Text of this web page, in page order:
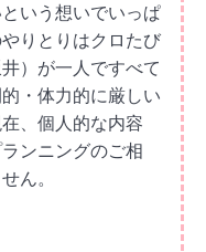
いう想いでいっぱ
りとりはクロたび
）が一人ですべて
・体力的に厳しい
、個人的な内容
ンニングのご相
ん。